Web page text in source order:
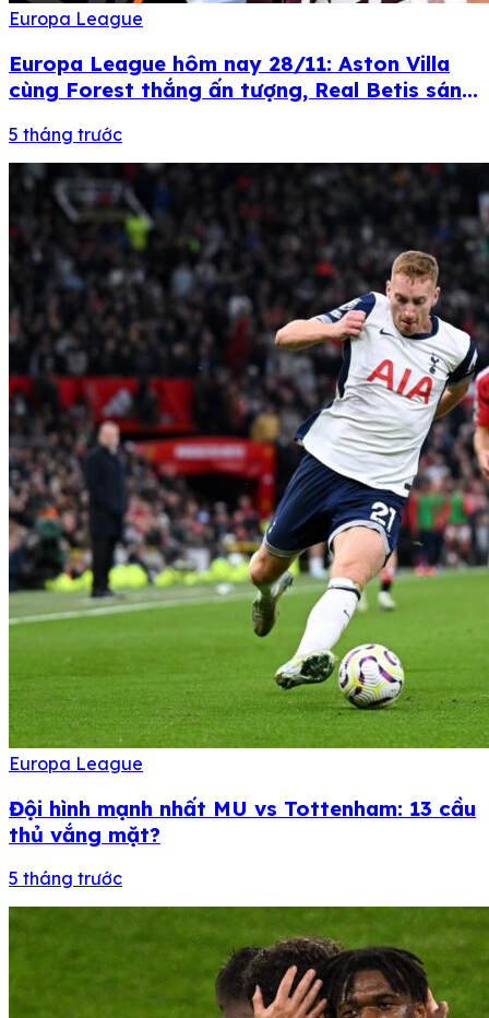
Europa League
Europa League hôm nay 28/11: Aston Villa
cùng Forest thắng ấn tượng, Real Betis sáng
5 tháng trước
Europa League
Đội hình mạnh nhất MU vs Tottenham: 13 cầu
thủ vắng mặt?
5 tháng trước